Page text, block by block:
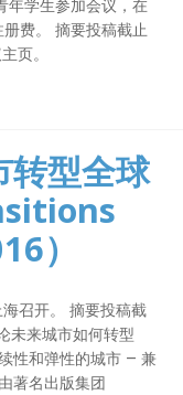
年学生参加会议，在
费。 摘要投稿截止
页。
转型全球
）
召开。 摘要投稿截
未来城市如何转型
性和弹性的城市 – 兼
著名出版集团